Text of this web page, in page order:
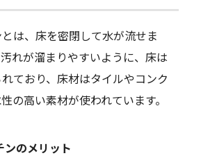
は、床を密閉して水が流せま
れが溜まりやすいように、床は
ており、床材はタイルやコンク
の高い素材が使われています。
ンのメリット